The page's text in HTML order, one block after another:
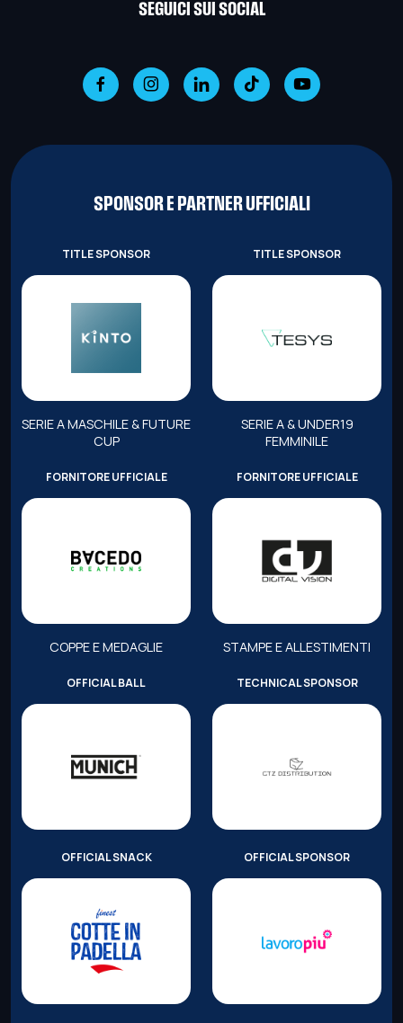
SEGUICI SUI SOCIAL
SPONSOR E PARTNER UFFICIALI
TITLE SPONSOR
SERIE A MASCHILE & FUTURE
CUP
TITLE SPONSOR
SERIE A & UNDER19
FEMMINILE
FORNITORE UFFICIALE
COPPE E MEDAGLIE
FORNITORE UFFICIALE
STAMPE E ALLESTIMENTI
OFFICIAL BALL TECHNICAL SPONSOR
OFFICIAL SNACK OFFICIAL SPONSOR